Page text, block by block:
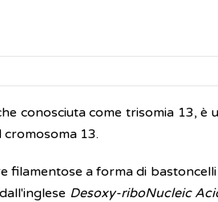
conosciuta come trisomia 13, è
cromosoma 13.
filamentose a forma di
Desoxy-riboNucleic